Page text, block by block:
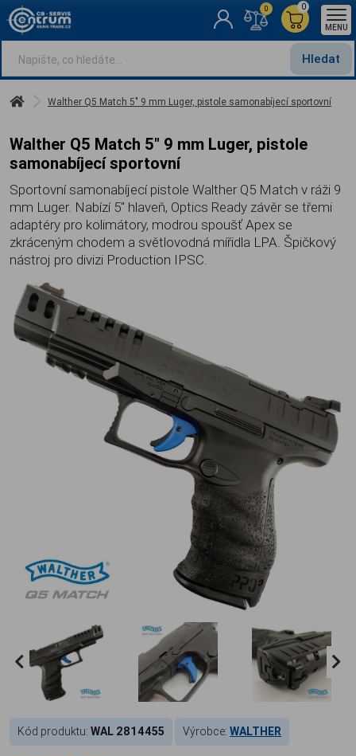
Hledat
0
0
MENU
Walther Q5 Match 5" 9 mm Luger, pistole samonabíjecí sportovní
Walther Q5 Match 5" 9 mm Luger, pistole
samonabíjecí sportovní
Sportovní samonabíjecí pistole Walther Q5 Match v ráži 9
mm Luger. Nabízí 5" hlaveň, Optics Ready závěr se třemi
adaptéry pro kolimátory, modrou spoušť Apex se
zkráceným chodem a světlovodná mířidla LPA. Špičkový
nástroj pro divizi Production IPSC.
Kód produktu: WAL 2814455 Výrobce: WALTHER